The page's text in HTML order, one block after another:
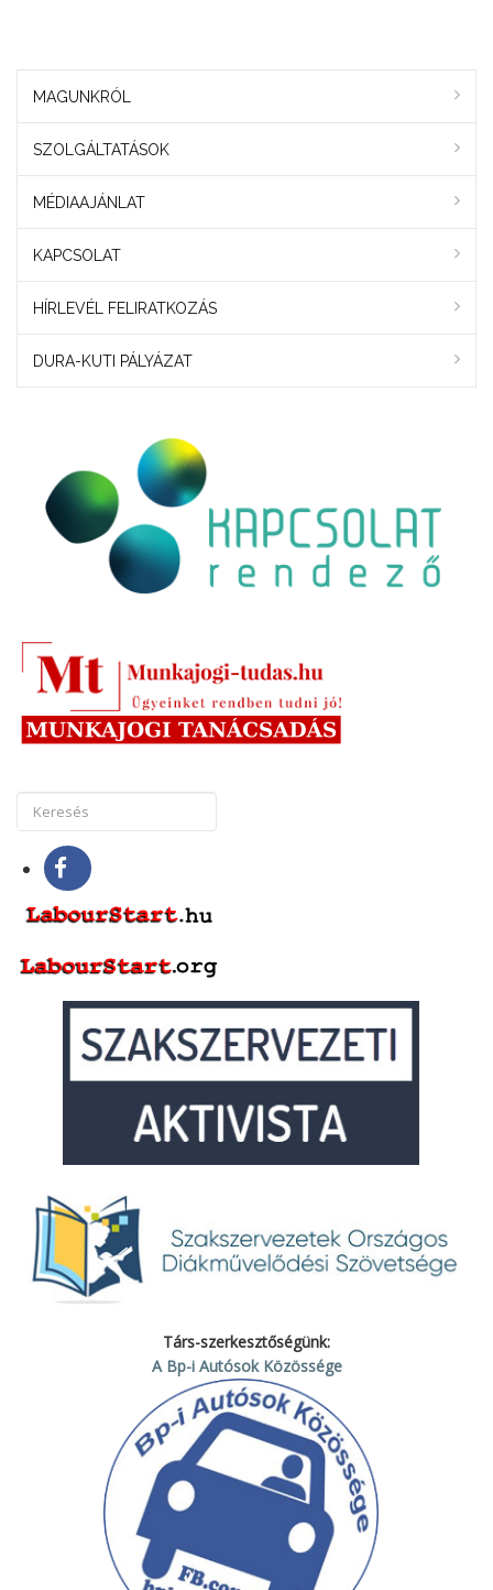
MAGUNKRÓL
SZOLGÁLTATÁSOK
MÉDIAAJÁNLAT
KAPCSOLAT
HÍRLEVÉL FELIRATKOZÁS
DURA-KUTI PÁLYÁZAT
Társ-szerkesztőségünk:
A Bp-i Autósok Közössége